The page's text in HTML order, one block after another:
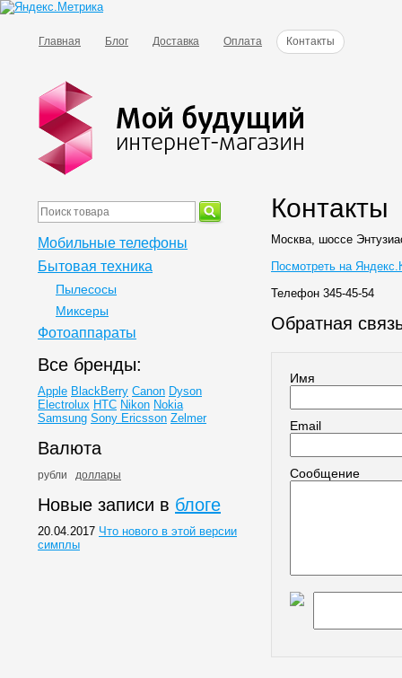
Главная Блог Доставка Оплата Контакты
Контакты
Москва, шоссе
Посмотреть на
Телефон 345-45-54
Обратная
Имя
Email
Сообщение
Мобильные телефоны
Бытовая техника
Пылесосы
Миксеры
Фотоаппараты
Все бренды:
Apple BlackBerry Canon Dyson
Electrolux HTC Nikon Nokia
Samsung Sony Ericsson Zelmer
Валюта
рубли доллары
Новые записи в блоге
20.04.2017 Что нового в этой версии
симплы